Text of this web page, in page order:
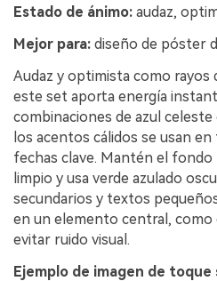
Estado de ánimo: audaz,
Mejor para: diseño de póster
Audaz y optimista como rayos
este set aporta energía
combinaciones de azul
los acentos cálidos se usan
fechas clave. Mantén el fondo
limpio y usa verde azulado
secundarios y textos
en un elemento central, como
evitar ruido visual.
Ejemplo de imagen de toque